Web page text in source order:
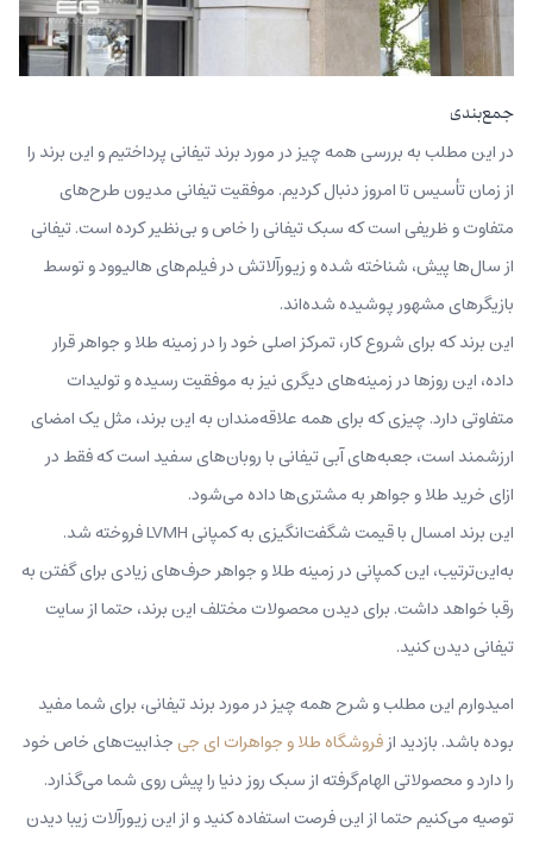
جمع‌بندی
در این مطلب به بررسی همه چیز در مورد برند تیفانی پرداختیم و این برند را
از زمان تأسیس تا امروز دنبال کردیم. موفقیت تیفانی مدیون طر‌ح‌های
متفاوت و ظریفی است که سبک تیفانی را خاص و بی‌نظیر کرده است. تیفانی
از سال‌ها پیش، شناخته شده و زیورآلاتش در فیلم‌های هالیوود و توسط
بازیگرهای مشهور پوشیده شده‌اند.
این برند که برای شروع کار، تمرکز اصلی خود را در زمینه طلا و جواهر قرار
داده، این روزها در زمینه‌های دیگری نیز به موفقیت رسیده و تولیدات
متفاوتی دارد. چیزی که برای همه علاقه‌مندان به این برند، مثل یک امضای
ارزشمند است، جعبه‌های آبی تیفانی با روبان‌های سفید است که فقط در
ازای خرید طلا و جواهر به مشتری‌ها داده می‌شود.
این برند امسال با قیمت شگفت‌انگیزی به کمپانی LVMH فروخته شد.
به‌این‌ترتیب، این کمپانی در زمینه طلا و جواهر حرف‌های زیادی برای گفتن به
رقبا خواهد داشت. برای دیدن محصولات مختلف این برند، حتما از سایت
تیفانی دیدن کنید.
امیدوارم این مطلب و شرح همه چیز در مورد برند تیفانی، برای شما مفید
بوده باشد. بازدید ازفروشگاه طلا و جواهرات ای جیجذابیت‌های خاص خود
را دارد و محصولاتی الهام‌گرفته از سبک روز دنیا را پیش روی شما می‌گذارد.
توصیه می‌کنیم حتما از این فرصت استفاده کنید و از این زیورآلات زیبا دیدن